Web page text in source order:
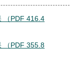
（PDF 416.4
（PDF 355.8